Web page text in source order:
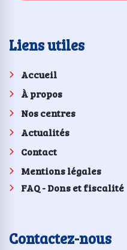
Liens utiles
Accueil
À propos
Nos centres
Actualités
Contact
Mentions légales
FAQ - Dons et fiscalité
Contactez-nous